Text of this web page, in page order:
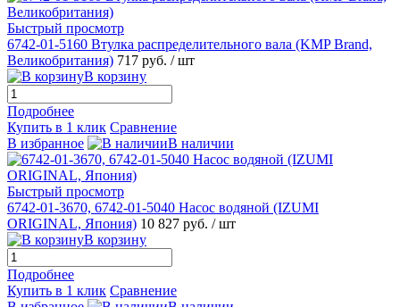
Быстрый просмотр
6742-01-5160 Втулка распределительного вала (KMP Brand,
Великобритания) 717 руб. / шт
В корзину
Подробнее
Купить в 1 клик Сравнение
В избранное
В наличии
Быстрый просмотр
6742-01-3670, 6742-01-5040 Насос водяной (IZUMI
ORIGINAL, Япония) 10 827 руб. / шт
В корзину
Подробнее
Купить в 1 клик Сравнение